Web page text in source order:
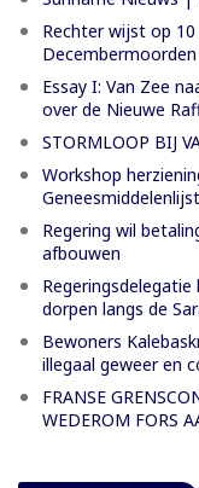
Rechter wijst op
Decembermoorden
Essay I: Van Zee
over de Nieuwe
STORMLOOP BIJ
Workshop
Geneesmiddelenlijst
Regering wil
afbouwen
dorpen langs de
Bewoners
illegaal geweer en
FRANSE
WEDEROM FORS